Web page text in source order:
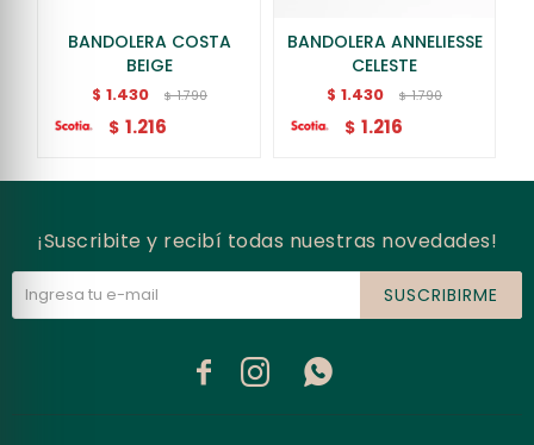
BANDOLERA COSTA
BEIGE
$ 1.430 $ 1.790
$ 1.216
BANDOLERA ANNELIESSE
CELESTE
$ 1.430 $ 1.790
$ 1.216
¡Suscribite y recibí todas nuestras novedades!
SUSCRIBIRME
  